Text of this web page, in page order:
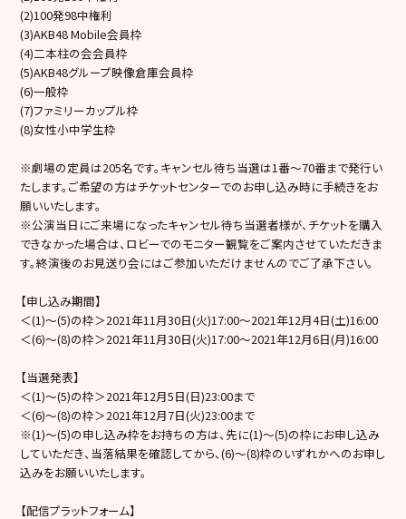
(2)100発98中権利
(3)AKB48 Mobile会員枠
(4)二本柱の会会員枠
(5)AKB48グループ映像倉庫会員枠
(6)一般枠
(7)ファミリーカップル枠
(8)女性小中学生枠
※劇場の定員は205名です。キャンセル待ち当選は1番～70番まで発行い
たします。ご希望の方はチケットセンターでのお申し込み時に手続きをお
願いいたします。
※公演当日にご来場になったキャンセル待ち当選者様が、チケットを購入
できなかった場合は、ロビーでのモニター観覧をご案内させていただきま
す。終演後のお見送り会にはご参加いただけませんのでご了承下さい。
【申し込み期間】
＜(1)～(5)の枠＞2021年11月30日(火)17:00～2021年12月4日(土)16:00
＜(6)～(8)の枠＞2021年11月30日(火)17:00～2021年12月6日(月)16:00
【当選発表】
＜(1)～(5)の枠＞2021年12月5日(日)23:00まで
＜(6)～(8)の枠＞2021年12月7日(火)23:00まで
※(1)～(5)の申し込み枠をお持ちの方は、先に(1)～(5)の枠にお申し込み
していただき、当落結果を確認してから、(6)～(8)枠のいずれかへのお申し
込みをお願いいたします。
【配信プラットフォーム】